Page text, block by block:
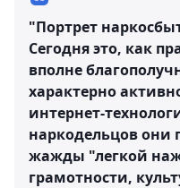
"Портрет
Сегодня это, как
вполне
характерно
интернет-
наркодельцов они
жажды "легкой
грамотности,